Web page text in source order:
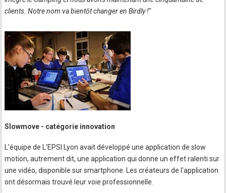
clients. Notre nom va bientôt changer en Birdly !"
Slowmove - catégorie innovation
L'équipe de L'EPSI Lyon avait développé une application de slow
motion, autrement dit, une application qui donne un effet ralenti sur
une vidéo, disponible sur smartphone. Les créateurs de l'application
ont désormais trouvé leur voie professionnelle.